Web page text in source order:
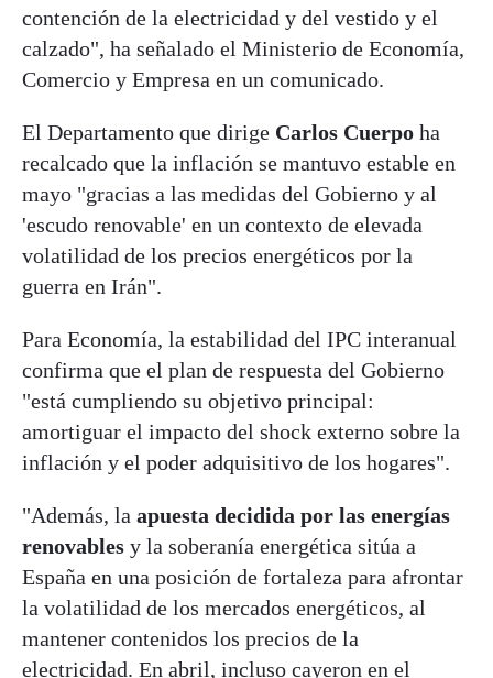
contención de la electricidad y del vestido y el
calzado", ha señalado el Ministerio de Economía,
Comercio y Empresa en un comunicado.
El Departamento que dirige Carlos Cuerpo ha
recalcado que la inflación se mantuvo estable en
mayo "gracias a las medidas del Gobierno y al
'escudo renovable' en un contexto de elevada
volatilidad de los precios energéticos por la
guerra en Irán".
Para Economía, la estabilidad del IPC interanual
confirma que el plan de respuesta del Gobierno
"está cumpliendo su objetivo principal:
amortiguar el impacto del shock externo sobre la
inflación y el poder adquisitivo de los hogares".
"Además, la apuesta decidida por las energías
renovables y la soberanía energética sitúa a
España en una posición de fortaleza para afrontar
la volatilidad de los mercados energéticos, al
mantener contenidos los precios de la
electricidad. En abril, incluso cayeron en el